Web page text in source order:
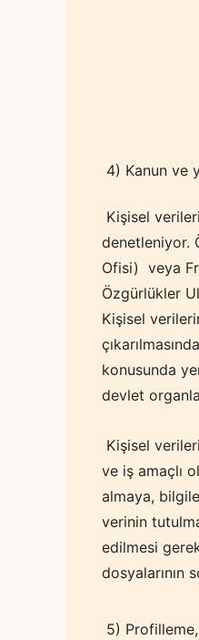
4) Kanun ve
Kişisel
denetleniyor.
Ofisi) veya
Özgürlükler
Kişisel
konusunda
devlet
Kişisel
ve iş amaçlı
almaya,
verinin
edilmesi
dosyalarının
5)